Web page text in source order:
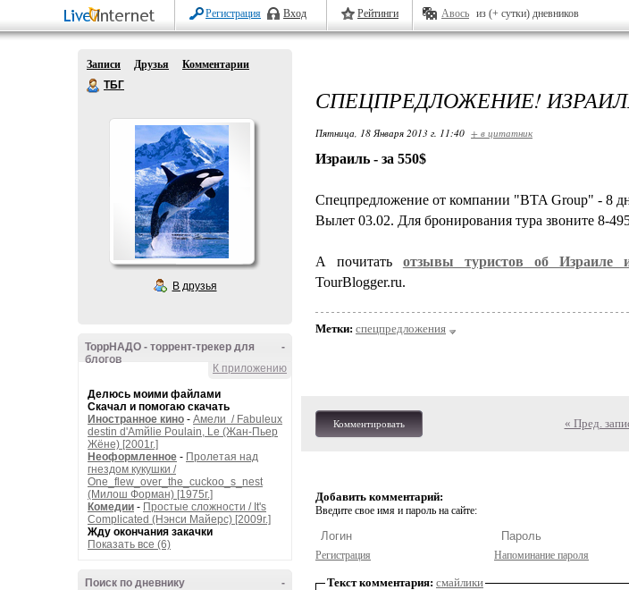
Регистрация Вход Рейтинги Авось из (+ сутки) дневников
Записи Друзья
Комментарии
ТБГ
В друзья
-
ТоррНАДО - торрент-трекер для
блогов
К приложению
Делюсь моими файлами
Скачал и помогаю скачать
Иностранное кино - Амели / Fabuleux
destin d'Amйlie Poulain, Le (Жан-Пьер
Жёне) [2001г.]
Неоформленное - Пролетая над
гнездом кукушки /
One_flew_over_the_cuckoo_s_nest
(Милош Форман) [1975г.]
Комедии - Простые сложности / It's
Complicated (Нэнси Майерс) [2009г.]
Жду окончания закачки
Показать все (6)
-
Поиск по дневнику
СПЕЦПРЕДЛОЖЕНИЕ!
Пятница, 18 Января 2013 г. 11:40 + в цитатник
Израиль - за 550$
Спецпредложение от компании "BTA Group" - 8
Вылет 03.02. Для бронирования тура звоните 8-
А почитать отзывы туристов об Израиле
TourBlogger.ru.
Метки: спецпредложения
Комментировать « Пред.
Добавить комментарий:
Введите свое имя и пароль на сайте:
Регистрация Напоминание пароля
Текст комментария: смайлики